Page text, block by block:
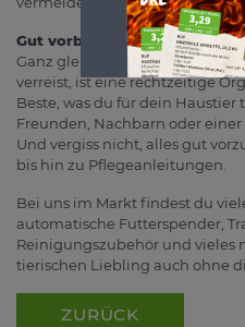
Gut vorbereitet ist halb
Ganz gleich, welches Tier du
verreist, ist eine rechtzeitige
Beste, was du für dein
Freunden, Nachbarn oder
Und vergiss nicht, alles gut
bis hin zu Pflegeanleitungen.
Bei uns im Markt findest du
automatische Futterspender,
Reinigungszubehör und vieles
tierischen Liebling auch ohne
ZURÜCK